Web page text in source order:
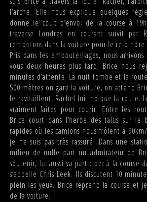
l’arche. Elle nous explique quelques
donne le coup d’envoi de la course à
traverse Londres en courant suivit par
remontons dans la voiture pour le
Pris dans les embouteillages, nous
vous deux heures plus tard, Brice nous
minutes d’attente. La nuit tombe et la
500 mètres on gare la voiture, on attend
le ravitaillent, Rachel lui indique la route.
vraiment faites pour courir. Entre les
Brice court dans l’herbe des talus sur le
rapides où les camions nous frôlent à
je ne suis pas très rassuré. Dans une
milieu de nulle part un admirateur de
soutenir, lui aussi va participer à la course
s’appelle Chris Leek. Ils discutent 10
plein les yeux. Brice reprend la course et
de la voiture.